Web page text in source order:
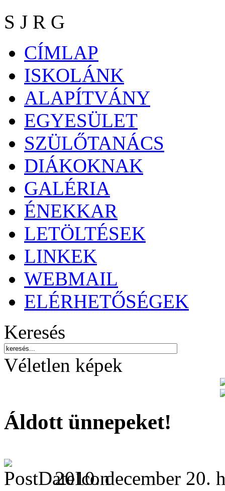
S J R G
CÍMLAP
ISKOLÁNK
ALAPÍTVÁNY
EGYESÜLET
SZÜLŐTANÁCS
DIÁKOKNAK
GALÉRIA
ÉNEKKAR
LETÖLTÉSEK
LINKEK
WEBMAIL
ELÉRHETŐSÉGEK
Keresés
Véletlen képek
Áldott ünnepeket!
2010. december 20.